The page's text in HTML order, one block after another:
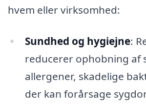
hvem eller virksomhed:
Sundhed og hygiejne:
reducerer ophobning af
allergener, skadelige
der kan forårsage